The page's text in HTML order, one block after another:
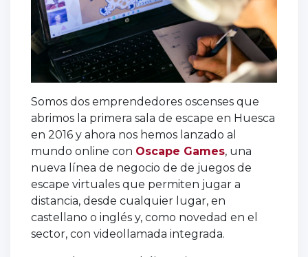
Somos dos emprendedores oscenses que
abrimos la primera sala de escape en Huesca
en 2016 y ahora nos hemos lanzado al
mundo online con Oscape Games, una
nueva línea de negocio de de juegos de
escape virtuales que permiten jugar a
distancia, desde cualquier lugar, en
castellano o inglés y, como novedad en el
sector, con videollamada integrada.